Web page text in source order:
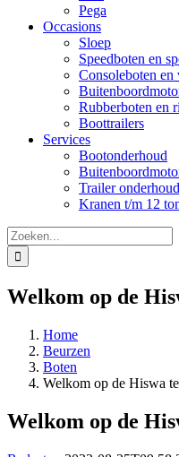
Pega
Occasions
Sloep
Speedboten en
Consoleboten en
Rubberboten en
Boottrailers
Services
Bootonderhoud
Trailer onderhoud
Kranen t/m 12
Zoeken
naar:
Welkom op de
Home
Beurzen
Boten
Welkom op de Hiswa
Welkom op de